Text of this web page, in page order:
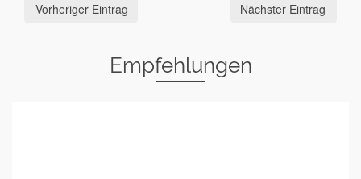
Vorheriger Eintrag Nächster Eintrag
Empfehlungen